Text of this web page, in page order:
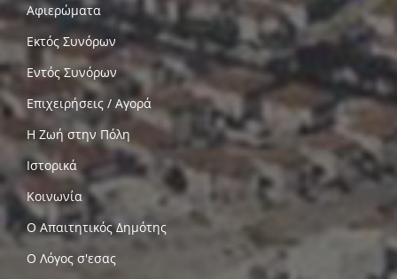
Αφιερώματα
Εκτός Συνόρων
Εντός Συνόρων
Επιχειρήσεις / Αγορά
Η Ζωή στην Πόλη
Ιστορικά
Κοινωνία
Ο Απαιτητικός Δημότης
Ο Λόγος σ'εσας